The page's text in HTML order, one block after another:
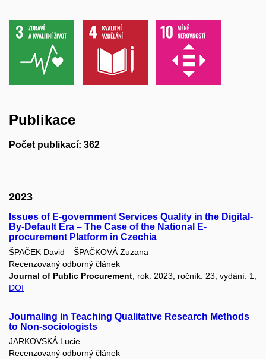
Publikace
Počet publikací: 362
2023
Issues of E-government Services Quality in the Digital-
By-Default Era – The Case of the National E-
procurement Platform in Czechia
ŠPAČEK David
ŠPAČKOVÁ Zuzana
Recenzovaný odborný článek
Journal of Public Procurement , rok: 2023, ročník: 23, vydání: 1,
DOI
Journaling in Teaching Qualitative Research Methods
to Non-sociologists
JARKOVSKÁ Lucie
Recenzovaný odborný článek